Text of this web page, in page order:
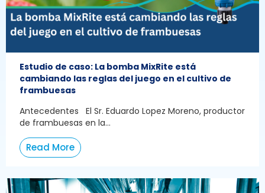
Estudio de caso: La bomba MixRite está
cambiando las reglas del juego en el cultivo de
frambuesas
Antecedentes El Sr. Eduardo Lopez Moreno, productor
de frambuesas en la...
Read More